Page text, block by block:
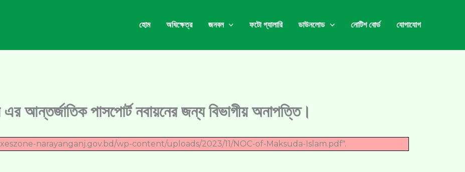
হোম অধিক্ষেত্র জনবল ফটো গ্যালারি ডাউনলোড নোটিশ বোর্ড যোগাযোগ
আন্তর্জাতিক পাসপোর্ট নবায়নের জন্য বিভাগীয় অনাপত্তি।
narayanganj.gov.bd/wp-content/uploads/2023/11/NOC-of-Maksuda-Islam.pdf".